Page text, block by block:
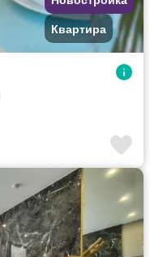
Квартира